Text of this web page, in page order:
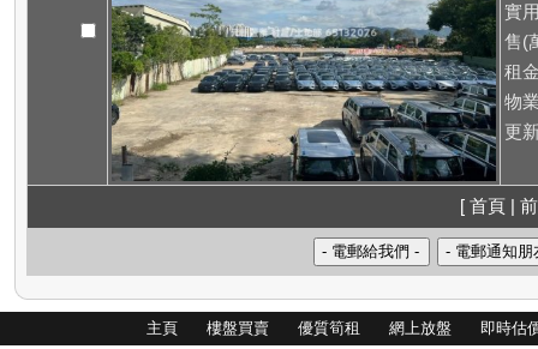
實
售(
租
物
更
[ 首頁 |
主頁 樓盤買賣 優質筍租 網上放盤 即時估